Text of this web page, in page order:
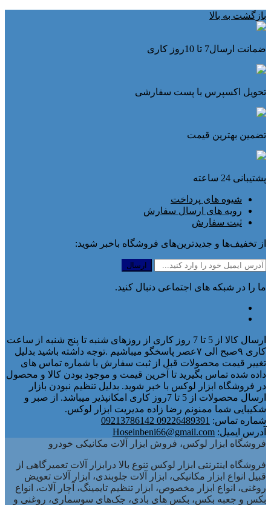
بازگشت به بالا
ضمانت ارسال7 تا 10روز کاری
تحویل اکسپرس با پست سفارشی
تضمین بهترین قیمت
پشتیبانی 24 ساعته
شیوه های پرداخت
رویه های ارسال سفارش
ثبت سفارش
از تخفیف‌ها و جدیدترین‌های فروشگاه باخبر شوید:
ما را در شبکه های اجتماعی دنبال کنید.
ارسال کالا از 5 تا 7 روز کاری از روزهای شنبه تا پنج شنبه از ساعت
کاری ۹صبح الی ۷عصر پاسخگو میباشیم .توجه داشته باشید بدلیل
تغییر قیمت محصولات قبل از ثبت سفارش با شماره تماس های
داده شده تماس بگیرید تا آخرین قیمت و موجود بودن کالا و محصول
در فروشگاه ابزار لوکس با خبر شوید. بدلیل تنظیم نبودن بازار
ارسال محصولات از 5 تا 7روز کاری امکانپذیر میباشد. از صبر و
شکیبایی شما ممنونم رضا زاده مدیریت ابزار لوکس.
شماره تماس: 09226489391 09213786142
آدرس ایمیل: Hoseinbeni66@gmail.com
فروشگاه ابزار لوکس، فروش ابزار آلات مکانیکی خودرو
فروشگاه اینترنتی ابزار لوکس تنوع بالا درابزار آلات تعمیرگاهی از
قبیل انواع ابزار مکانیکی، ابزار آلات جلوبندی، ابزار آلات تعویض
روغنی، انواع ابزار مخصوص، ابزار تنظیم تایمینگ، آچار آلات، انواع
بکس و جعبه بکس، بکس های بادی، جک‌های سوسماری، روغنی و